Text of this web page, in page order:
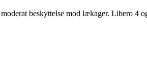
beskyttelse mod lækager. Libero 4